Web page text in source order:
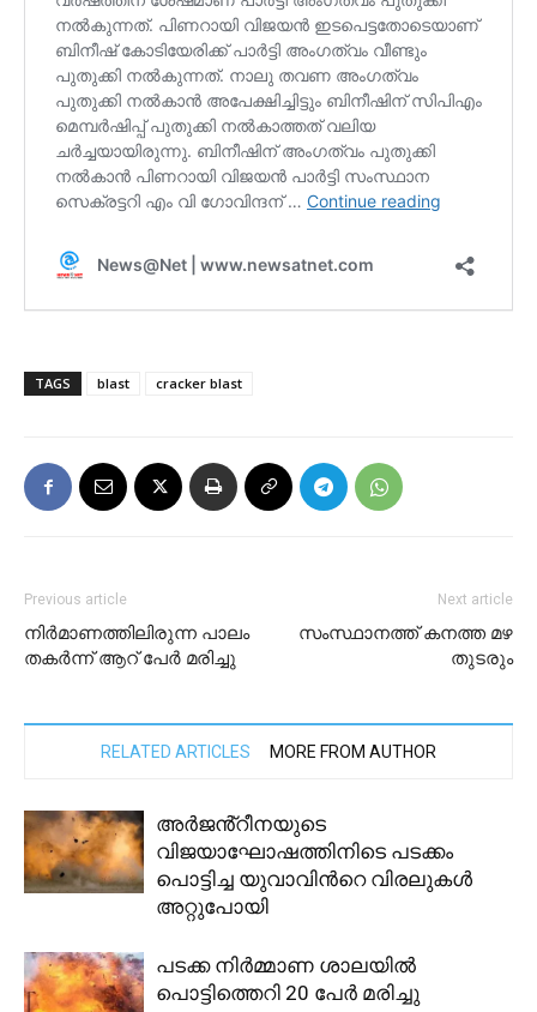
TAGS blast cracker blast
Previous article
നിർമാണത്തിലിരുന്ന പാലം
തകർന്ന് ആറ് പേർ മരിച്ചു
Next article
സംസ്ഥാനത്ത് കനത്ത മഴ
തുടരും
RELATED ARTICLES MORE FROM AUTHOR
അർജൻ്റീനയുടെ
വിജയാഘോഷത്തിനിടെ പടക്കം
പൊട്ടിച്ച യുവാവിന്‍റെ വിരലുകള്‍
അറ്റുപോയി
പടക്ക നിർമ്മാണ ശാലയിൽ
പൊട്ടിത്തെറി 20 പേർ മരിച്ചു